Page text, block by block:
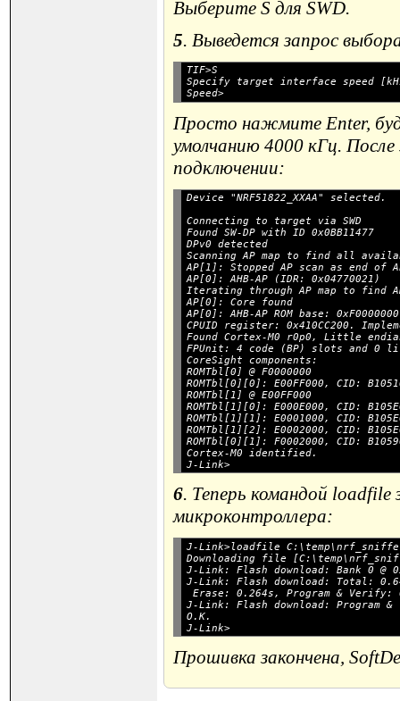
Выберите S для SWD.
5. Выведется запрос
TIF>S
Specify target interface speed
Просто нажмите Enter,
умолчанию 4000 кГц.
подключении:
Connecting to target via SWD
Found SW-DP with ID 0x0BB11477
DPv0 detected
Scanning AP map to find all
AP[1]: Stopped AP scan as end of
AP[0]: AHB-AP (IDR: 0x04770021)
Iterating through AP map to find
AP[0]: Core found
AP[0]: AHB-AP ROM base: 0xF0000000
CPUID register: 0x410CC200.
Found Cortex-M0 r0p0, Little
FPUnit: 4 code (BP) slots and 0
CoreSight components:
ROMTbl[0] @ F0000000
ROMTbl[0][0]: E00FF000, CID:
ROMTbl[1] @ E00FF000
ROMTbl[1][0]: E000E000, CID:
ROMTbl[1][1]: E0001000, CID:
ROMTbl[1][2]: E0002000, CID:
ROMTbl[0][1]: F0002000, CID:
Cortex-M0 identified.
6. Теперь командой
микроконтроллера:
J-Link>loadfile
Downloading file
J-Link: Flash download: Bank 0 @
J-Link: Flash download: Total:
Erase: 0.264s, Program & Verify:
J-Link: Flash download: Program
O.K.
Прошивка закончена,